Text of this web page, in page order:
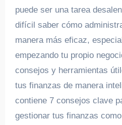
puede ser una tarea
difícil saber cómo
manera más eficaz,
empezando tu propio
consejos y herramientas
tus finanzas de manera
contiene 7 consejos clave
gestionar tus finanzas